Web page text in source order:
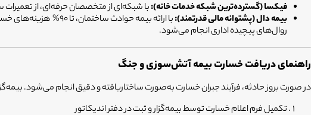
فیکسا (گسترده‌ترین شبکه خدمات خانه):با شبکه‌ای از متخصصان حرفه‌ای، از تعمیرات
بیمه دال (پشتوانه مالی قدرتمند):
با ارائه بیمه
روال‌های پیچیده اداری انجام می‌شود.
راهنمای دریافت خسارت بیمه آتش‌سوزی و جنگ
در صورت بروز حادثه، فرآیند جبران خسارت به‌صورت ساختاریافته و دقیق انجام می‌شود. بیمه‌گزار باید ظرف مدت 1 ماه با در دست داشتن بیمه‌نامه، گزارش بازدید اولیه و قبوض
تکمیل فرم اعلام خسارت توسط بیمه‌گزار و ثبت در دفتر اندیکاتور